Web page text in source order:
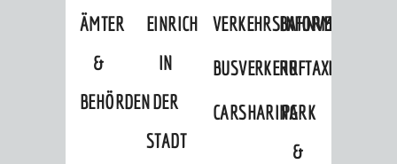
ÄMTER
&
BEHÖRDEN
EINRICHTUNGEN
IN
DER
STADT
VERKEHRSINFORMATIONEN
BAHNVERKEHR
BUSVERKEHRRUFTAXI
CARSHARINGPARK
&